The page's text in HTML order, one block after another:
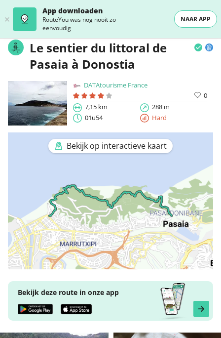
App downloaden
RouteYou was nog nooit zo
eenvoudig
NAAR APP
Le sentier du littoral de
Pasaia à Donostia
DATAtourisme France
0
7,15 km
288 m
01u54
Hard
Bekijk op interactieve kaart
Bekijk deze route in onze app